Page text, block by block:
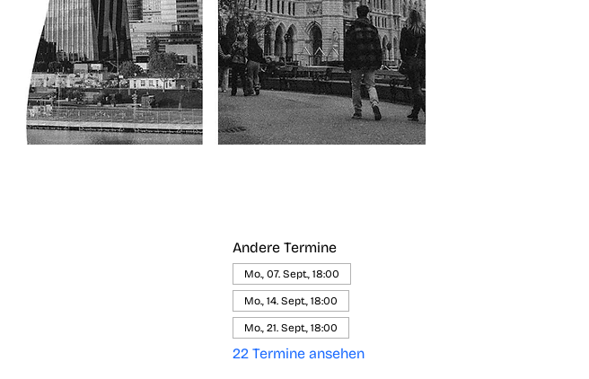
Andere Termine
Mo., 07. Sept., 18:00
Mo., 14. Sept., 18:00
Mo., 21. Sept., 18:00
22 Termine ansehen